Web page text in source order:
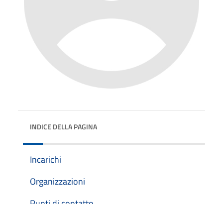
INDICE DELLA PAGINA
Incarichi
Organizzazioni